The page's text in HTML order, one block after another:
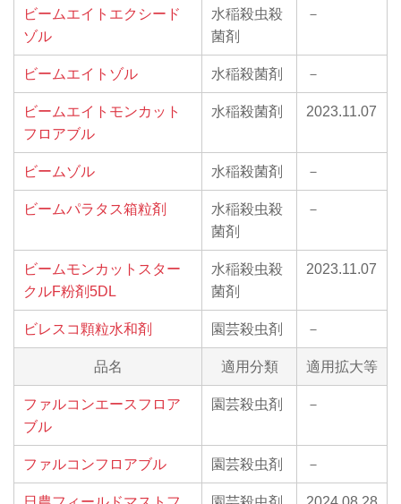
ビームエイトエクシード
ゾル
水稲殺虫殺
菌剤
－
ビームエイトゾル 水稲殺菌剤 －
ビームエイトモンカット
フロアブル
水稲殺菌剤 2023.11.07
ビームゾル 水稲殺菌剤 －
ビームパラタス箱粒剤
水稲殺虫殺
菌剤
－
ビームモンカットスター
クルF粉剤5DL
水稲殺虫殺
菌剤
2023.11.07
ビレスコ顆粒水和剤 園芸殺虫剤 －
品名 適用分類 適用拡大等
ファルコンエースフロア
ブル
園芸殺虫剤 －
ファルコンフロアブル 園芸殺虫剤 －